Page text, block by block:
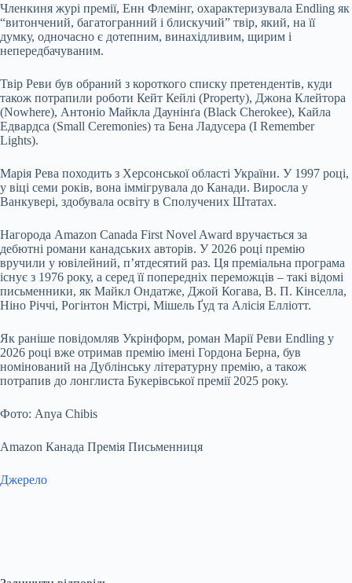
Членкиня журі премії, Енн Флемінг, охарактеризувала Endling як
“витончений, багатогранний і блискучий” твір, який, на її
думку, одночасно є дотепним, винахідливим, щирим і
непередбачуваним.
Твір Реви був обраний з короткого списку претендентів, куди
також потрапили роботи Кейт Кейлі (Property), Джона Клейтора
(Nowhere), Антоніо Майкла Даунінґа (Black Cherokee), Кайла
Едвардса (Small Ceremonies) та Бена Ладусера (I Remember
Lights).
Марія Рева походить з Херсонської області України. У 1997 році,
у віці семи років, вона іммігрувала до Канади. Виросла у
Ванкувері, здобувала освіту в Сполучених Штатах.
Нагорода Amazon Canada First Novel Award вручається за
дебютні романи канадських авторів. У 2026 році премію
вручили у ювілейний, п’ятдесятий раз. Ця преміальна програма
існує з 1976 року, а серед її попередніх переможців – такі відомі
письменники, як Майкл Ондатже, Джой Когава, В. П. Кінселла,
Ніно Річчі, Рогінтон Містрі, Мішель Ґуд та Алісія Елліотт.
Як раніше повідомляв Укрінформ, роман Марії Реви Endling у
2026 році вже отримав премію імені Гордона Берна, був
номінований на Дублінську літературну премію, а також
потрапив до лонглиста Букерівської премії 2025 року.
Фото: Anya Chibis
Amazon Канада Премія Письменниця
Джерело